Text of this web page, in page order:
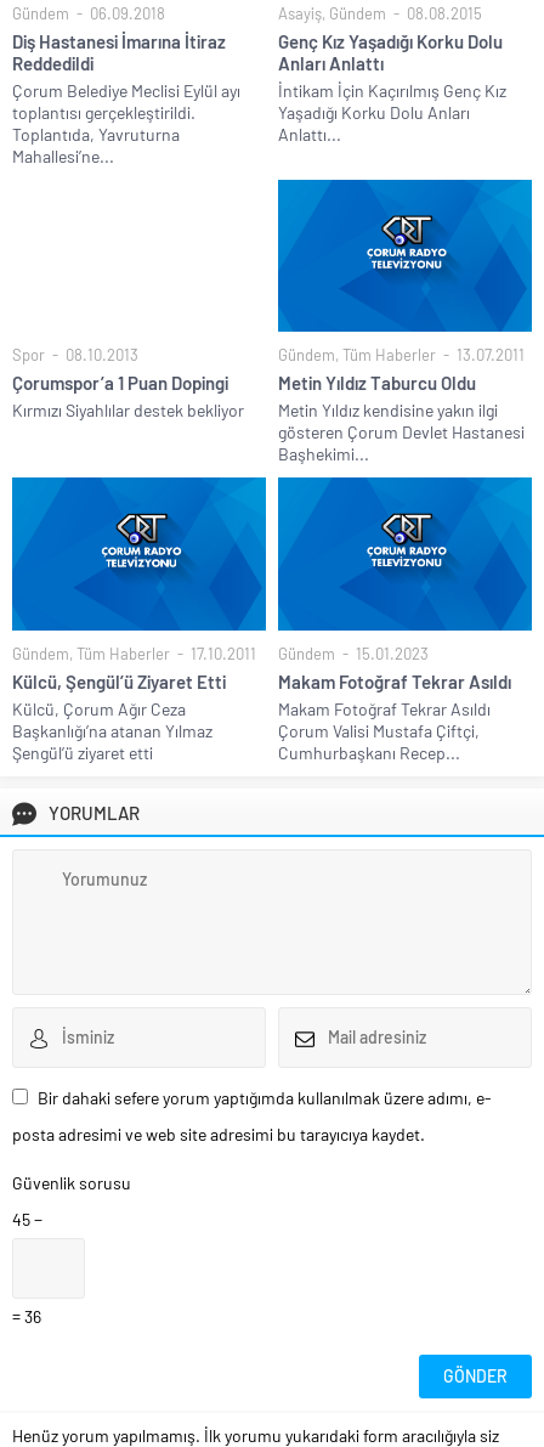
Gündem 06.09.2018
Diş Hastanesi İmarına İtiraz
Reddedildi
Çorum Belediye Meclisi Eylül ayı
toplantısı gerçekleştirildi.
Toplantıda, Yavruturna
Mahallesi’ne...
Asayiş, Gündem 08.08.2015
Genç Kız Yaşadığı Korku Dolu
Anları Anlattı
İntikam İçin Kaçırılmış Genç Kız
Yaşadığı Korku Dolu Anları
Anlattı...
Spor 08.10.2013
Çorumspor’a 1 Puan Dopingi
Kırmızı Siyahlılar destek bekliyor
Gündem, Tüm Haberler 13.07.2011
Metin Yıldız Taburcu Oldu
Metin Yıldız kendisine yakın ilgi
gösteren Çorum Devlet Hastanesi
Başhekimi...
Gündem, Tüm Haberler 17.10.2011
Külcü, Şengül’ü Ziyaret Etti
Külcü, Çorum Ağır Ceza
Başkanlığı’na atanan Yılmaz
Şengül’ü ziyaret etti
Gündem 15.01.2023
Makam Fotoğraf Tekrar Asıldı
Makam Fotoğraf Tekrar Asıldı
Çorum Valisi Mustafa Çiftçi,
Cumhurbaşkanı Recep...
YORUMLAR
Bir dahaki sefere yorum yaptığımda kullanılmak üzere adımı, e-
posta adresimi ve web site adresimi bu tarayıcıya kaydet.
Güvenlik sorusu
45 −
= 36
Henüz yorum yapılmamış. İlk yorumu yukarıdaki form aracılığıyla siz